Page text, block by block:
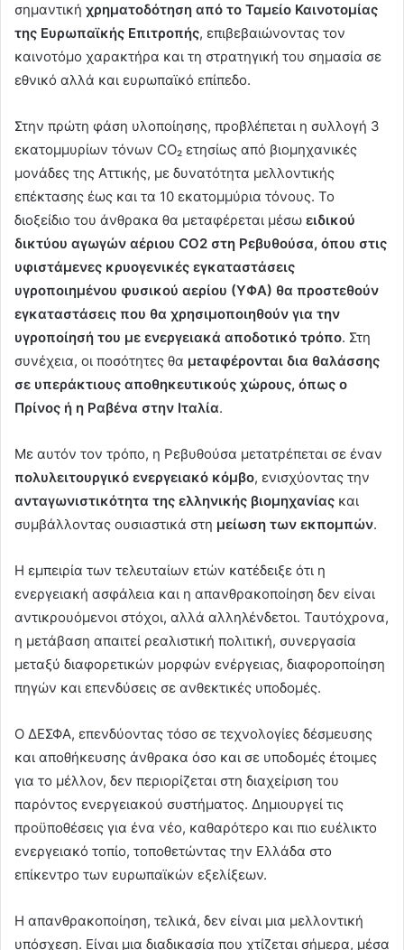
σημαντική χρηματοδότηση από το Ταμείο Καινοτομίας
της Ευρωπαϊκής Επιτροπής, επιβεβαιώνοντας τον
καινοτόμο χαρακτήρα και τη στρατηγική του σημασία σε
εθνικό αλλά και ευρωπαϊκό επίπεδο.
Στην πρώτη φάση υλοποίησης, προβλέπεται η συλλογή 3
εκατομμυρίων τόνων CO₂ ετησίως από βιομηχανικές
μονάδες της Αττικής, με δυνατότητα μελλοντικής
επέκτασης έως και τα 10 εκατομμύρια τόνους. Το
διοξείδιο του άνθρακα θα μεταφέρεται μέσω ειδικού
δικτύου αγωγών αέριου CO2 στη Ρεβυθούσα, όπου στις
υφιστάμενες κρυογενικές εγκαταστάσεις
υγροποιημένου φυσικού αερίου (ΥΦΑ) θα προστεθούν
εγκαταστάσεις που θα χρησιμοποιηθούν για την
υγροποίησή του με ενεργειακά αποδοτικό τρόπο. Στη
συνέχεια, οι ποσότητες θα μεταφέρονται δια θαλάσσης
σε υπεράκτιους αποθηκευτικούς χώρους, όπως ο
Πρίνος ή η Ραβένα στην Ιταλία.
Με αυτόν τον τρόπο, η Ρεβυθούσα μετατρέπεται σε έναν
πολυλειτουργικό ενεργειακό κόμβο, ενισχύοντας την
ανταγωνιστικότητα της ελληνικής βιομηχανίας και
συμβάλλοντας ουσιαστικά στη μείωση των εκπομπών.
Η εμπειρία των τελευταίων ετών κατέδειξε ότι η
ενεργειακή ασφάλεια και η απανθρακοποίηση δεν είναι
αντικρουόμενοι στόχοι, αλλά αλληλένδετοι. Ταυτόχρονα,
η μετάβαση απαιτεί ρεαλιστική πολιτική, συνεργασία
μεταξύ διαφορετικών μορφών ενέργειας, διαφοροποίηση
πηγών και επενδύσεις σε ανθεκτικές υποδομές.
Ο ΔΕΣΦΑ, επενδύοντας τόσο σε τεχνολογίες δέσμευσης
και αποθήκευσης άνθρακα όσο και σε υποδομές έτοιμες
για το μέλλον, δεν περιορίζεται στη διαχείριση του
παρόντος ενεργειακού συστήματος. Δημιουργεί τις
προϋποθέσεις για ένα νέο, καθαρότερο και πιο ευέλικτο
ενεργειακό τοπίο, τοποθετώντας την Ελλάδα στο
επίκεντρο των ευρωπαϊκών εξελίξεων.
Η απανθρακοποίηση, τελικά, δεν είναι μια μελλοντική
υπόσχεση. Είναι μια διαδικασία που χτίζεται σήμερα, μέσα